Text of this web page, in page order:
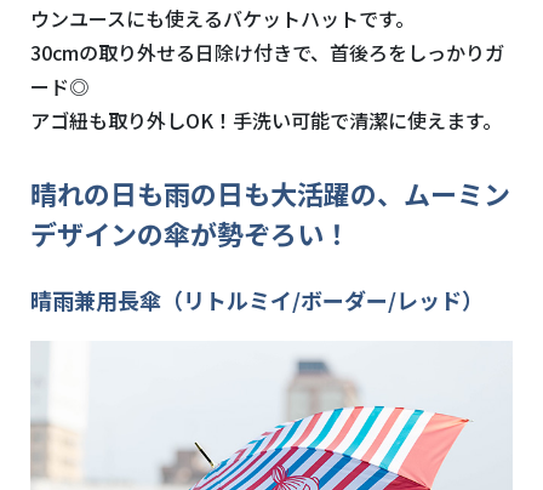
ウンユースにも使えるバケットハットです。
30cmの取り外せる日除け付きで、首後ろをしっかりガ
ード◎
アゴ紐も取り外しOK！手洗い可能で清潔に使えます。
晴れの日も雨の日も大活躍の、ムーミン
デザインの傘が勢ぞろい！
晴雨兼用長傘（リトルミイ/ボーダー/レッド）